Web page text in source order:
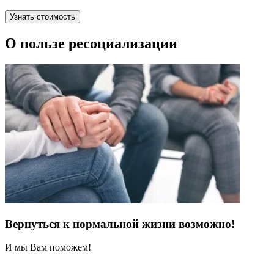
Узнать стоимость
О пользе ресоциализации
Вернуться к нормальной жизни возможно!
И мы Вам поможем!